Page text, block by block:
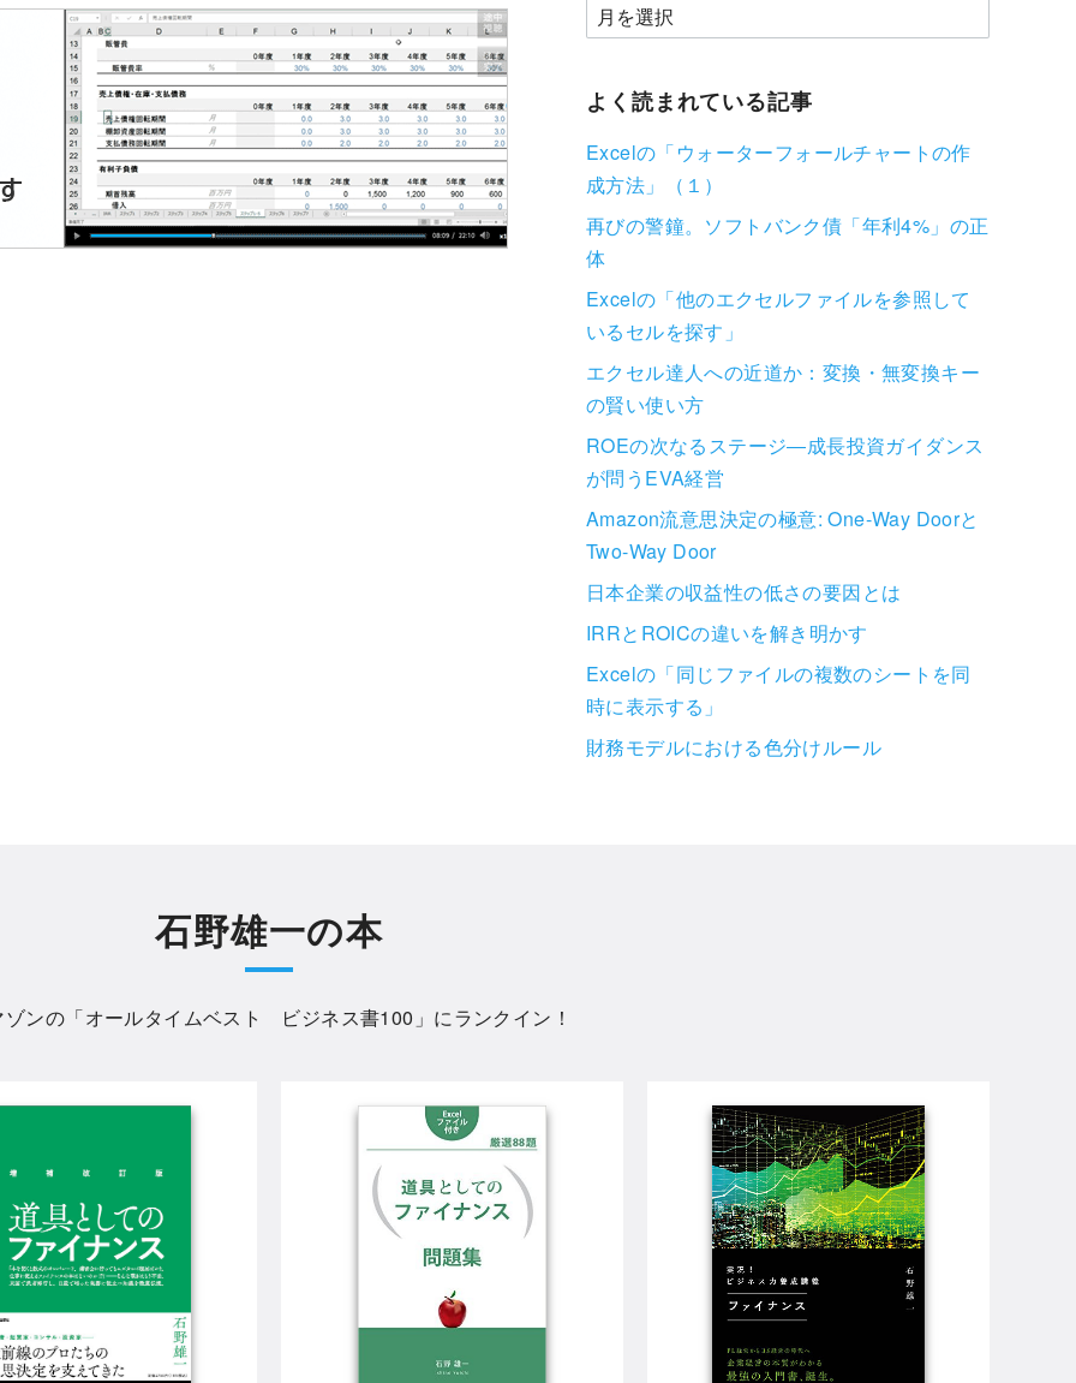
よく読まれている記事
Excelの「ウォーターフォールチャートの作
成方法」（１）
再びの警鐘。ソフトバンク債「年利4%」の正
体
Excelの「他のエクセルファイルを参照して
いるセルを探す」
エクセル達人への近道か：変換・無変換キー
の賢い使い方
ROEの次なるステージ―成長投資ガイダンス
が問うEVA経営
Amazon流意思決定の極意: One-Way Doorと
Two-Way Door
日本企業の収益性の低さの要因とは
IRRとROICの違いを解き明かす
Excelの「同じファイルの複数のシートを同
時に表示する」
財務モデルにおける色分けルール
石野雄一の本
ンの「オールタイムベスト ビジネス書100 」にランクイン！